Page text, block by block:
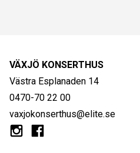
VÄXJÖ KONSERTHUS
Västra Esplanaden 14
0470-70 22 00
vaxjokonserthus@elite.se